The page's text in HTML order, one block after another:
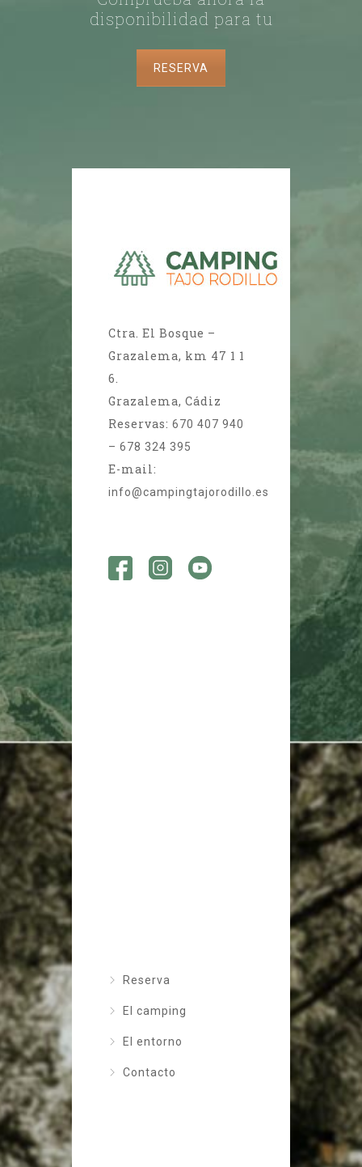
disponibilidad para tu
RESERVA
Ctra. El Bosque –
Grazalema, km 47 1 1
6.
Grazalema, Cádiz
Reservas: 670 407 940
– 678 324 395
E-mail:
info@campingtajorodillo.es
Reserva
El camping
El entorno
Contacto